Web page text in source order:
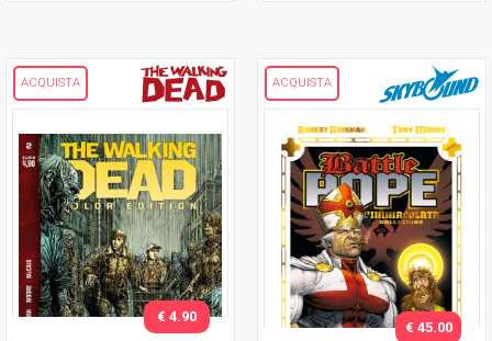
ACQUISTA
€ 4.90
ACQUISTA
€ 45.00